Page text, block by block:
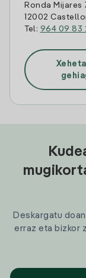
Ronda Mijares
12002
Tel: 964 09 83
Deskargatu
erraz eta bizkor